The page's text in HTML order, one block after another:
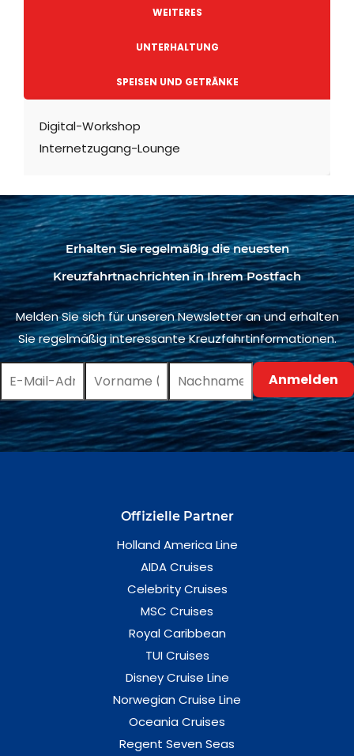
WEITERES
UNTERHALTUNG
SPEISEN UND GETRÄNKE
Digital-Workshop
Internetzugang-Lounge
Erhalten Sie regelmäßig die neuesten
Kreuzfahrtnachrichten in Ihrem Postfach
Melden Sie sich für unseren Newsletter an und erhalten
Sie regelmäßig interessante Kreuzfahrtinformationen.
Offizielle Partner
Holland America Line
AIDA Cruises
Celebrity Cruises
MSC Cruises
Royal Caribbean
TUI Cruises
Disney Cruise Line
Norwegian Cruise Line
Oceania Cruises
Regent Seven Seas